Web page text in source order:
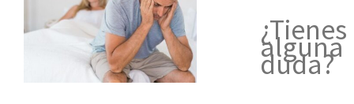
grande
¿Tienes
alguna
duda?